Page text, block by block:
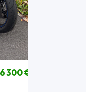
6 300 €